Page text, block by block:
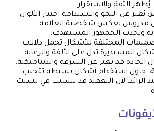
: يُظهر الثقة والاستقرار.
: يُعبر عن النمو والاستدامة.اختيار الألوان
مدروس يعكس شخصية العلامة
ويجذب الجمهور المستهدف.
المختلفة للأشكال تحمل دلالات
المستديرة تدل على الألفة والرعاية،
الحادة قد تعبر عن السرعة والديناميكية.
: حاول استخدام أشكال بسيطة تتجنب
الزائد، لأن التعقيد قد يتسبب في تشتت